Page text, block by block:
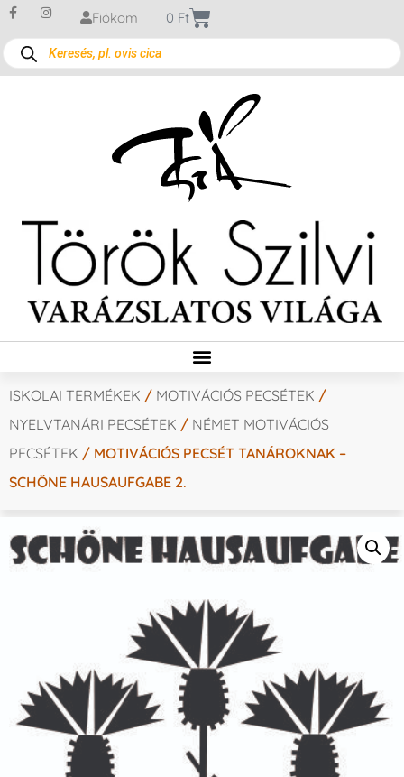
Fiókom 0 Ft
ISKOLAI TERMÉKEK / MOTIVÁCIÓS PECSÉTEK /
NYELVTANÁRI PECSÉTEK / NÉMET MOTIVÁCIÓS
PECSÉTEK / MOTIVÁCIÓS PECSÉT TANÁROKNAK –
SCHÖNE HAUSAUFGABE 2.